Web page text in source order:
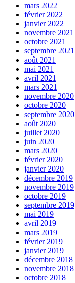
mars 2022
février 2022
janvier 2022
novembre 2021
octobre 2021
septembre 2021
août 2021
mai 2021
avril 2021
mars 2021
novembre 2020
octobre 2020
septembre 2020
août 2020
juillet 2020
juin 2020
mars 2020
février 2020
janvier 2020
décembre 2019
novembre 2019
octobre 2019
septembre 2019
mai 2019
avril 2019
mars 2019
février 2019
janvier 2019
décembre 2018
novembre 2018
octobre 2018